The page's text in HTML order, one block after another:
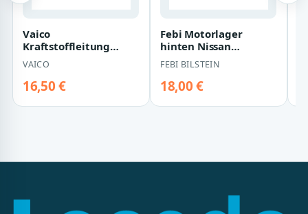
Vaico
Kraftstoffleitung
Nissan Kubistar
Renault Clio Kangoo
Thalia
VAICO
16,50 €
Febi Motorlager
hinten Nissan
Kubistar Renault Clio
Kangoo Thalia
FEBI BILSTEIN
18,00 €